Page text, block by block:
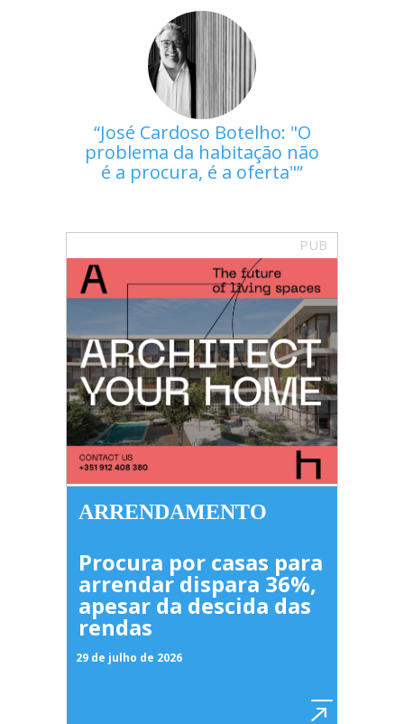
José Cardoso Botelho: "O
problema da habitação não
é a procura, é a oferta"
PUB
ARRENDAMENTO
Procura por casas para
arrendar dispara 36%,
apesar da descida das
rendas
29 de julho de 2026